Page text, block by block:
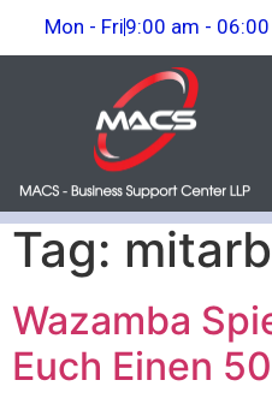
Mon - Fri9:00 am -
Tag:
Wazamba
Euch Einen